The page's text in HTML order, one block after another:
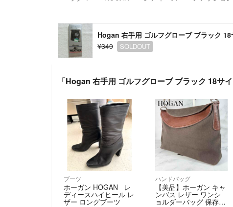
Hogan 右手用 ゴルフグローブ ブラック 18
¥340
SOLDOUT
「Hogan 右手用 ゴルフグローブ ブラック 18サ
ブーツ
ホーガン HOGAN レ
ディースハイヒール レ
ザー ロングブーツ
ハンドバッグ
【美品】ホーガン キャ
ンバス レザー ワンシ
ョルダーバッグ 保存袋